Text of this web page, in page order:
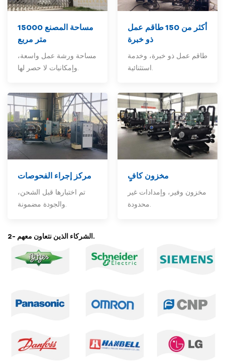
مساحة المصنع 15000
متر مربع
مساحة ورشة عمل واسعة،
أكثر من 150
طاقم عمل
ذو خبرة
طاقم عمل ذو خبرة، وخدمة
مركز إجراء الفحوصات
تم اختبارها قبل الشحن،
مخزون كافٍ
مخزون وفير، وإمدادات غير
2- الشركاء الذين نتعاون معهم.